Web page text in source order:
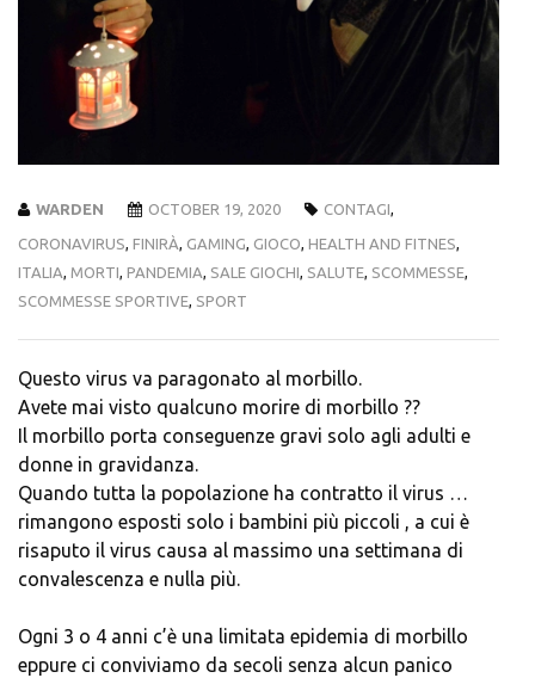
WARDEN OCTOBER 19, 2020 CONTAGI,
CORONAVIRUS, FINIRÀ, GAMING, GIOCO, HEALTH AND FITNES,
ITALIA, MORTI, PANDEMIA, SALE GIOCHI, SALUTE, SCOMMESSE,
SCOMMESSE SPORTIVE, SPORT
Questo virus va paragonato al morbillo.
Avete mai visto qualcuno morire di morbillo ??
Il morbillo porta conseguenze gravi solo agli adulti e
donne in gravidanza.
Quando tutta la popolazione ha contratto il virus …
rimangono esposti solo i bambini più piccoli , a cui è
risaputo il virus causa al massimo una settimana di
convalescenza e nulla più.
Ogni 3 o 4 anni c’è una limitata epidemia di morbillo
eppure ci conviviamo da secoli senza alcun panico